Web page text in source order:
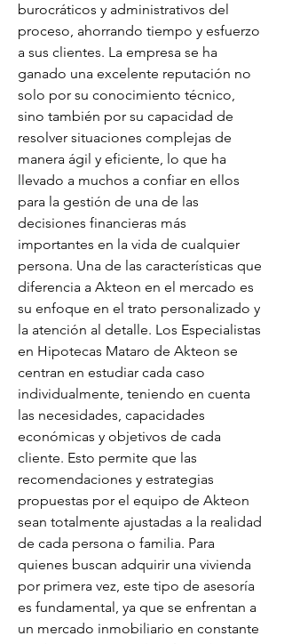
burocráticos y administrativos del
proceso, ahorrando tiempo y esfuerzo
a sus clientes. La empresa se ha
ganado una excelente reputación no
solo por su conocimiento técnico,
sino también por su capacidad de
resolver situaciones complejas de
manera ágil y eficiente, lo que ha
llevado a muchos a confiar en ellos
para la gestión de una de las
decisiones financieras más
importantes en la vida de cualquier
persona. Una de las características que
diferencia a Akteon en el mercado es
su enfoque en el trato personalizado y
la atención al detalle. Los Especialistas
en Hipotecas Mataro de Akteon se
centran en estudiar cada caso
individualmente, teniendo en cuenta
las necesidades, capacidades
económicas y objetivos de cada
cliente. Esto permite que las
recomendaciones y estrategias
propuestas por el equipo de Akteon
sean totalmente ajustadas a la realidad
de cada persona o familia. Para
quienes buscan adquirir una vivienda
por primera vez, este tipo de asesoría
es fundamental, ya que se enfrentan a
un mercado inmobiliario en constante